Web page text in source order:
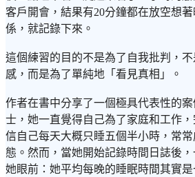
客戶開會，結果有20分鐘都在放空想
係，就記錄下來。
這個練習的目的不是為了自我批判，
感，而是為了單純地「看見真相」。
作者在書中分享了一個極具代表性的
士，她一直覺得自己為了家庭和工作
信自己每天大概只睡五個半小時，常
態。然而，當她開始記錄時間日誌後
她眼前：她平均每晚的睡眠時間其實